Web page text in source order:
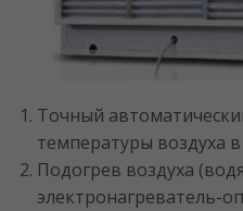
Точный
температуры воздуха
Подогрев воздуха
электронагреватель-